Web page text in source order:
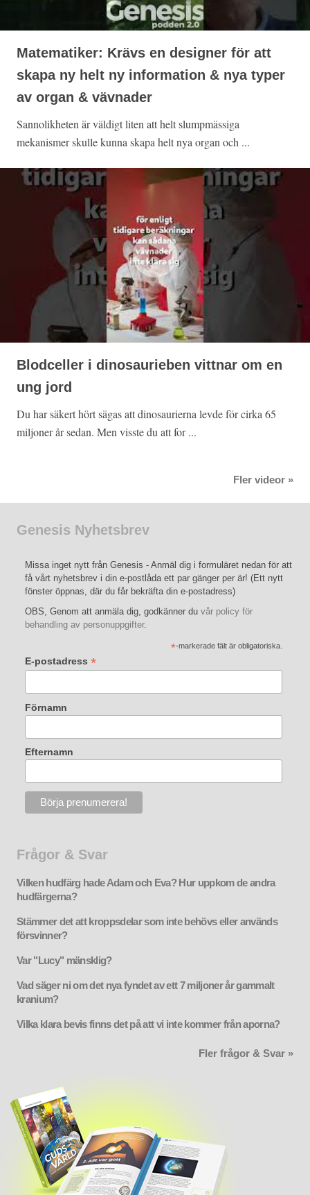
Matematiker: Krävs en designer för att
skapa ny helt ny information & nya typer
av organ & vävnader
Sannolikheten är väldigt liten att helt slumpmässiga
mekanismer skulle kunna skapa helt nya organ och ...
Blodceller i dinosaurieben vittnar om en
ung jord
Du har säkert hört sägas att dinosaurierna levde för cirka 65
miljoner år sedan. Men visste du att for ...
Fler videor »
Genesis Nyhetsbrev
Missa inget nytt från Genesis - Anmäl dig i formuläret nedan för att
få vårt nyhetsbrev i din e-postlåda ett par gänger per är! (Ett nytt
fönster öppnas, där du får bekräfta din e-postadress)
OBS, Genom att anmäla dig, godkänner du vår policy för
behandling av personuppgifter.
*-markerade fält är obligatoriska.
E-postadress *
Förnamn
Efternamn
Frågor & Svar
Vilken hudfärg hade Adam och Eva? Hur uppkom de andra
hudfärgerna?
Stämmer det att kroppsdelar som inte behövs eller används
försvinner?
Var "Lucy" mänsklig?
Vad säger ni om det nya fyndet av ett 7 miljoner år gammalt
kranium?
Vilka klara bevis finns det på att vi inte kommer från aporna?
Fler frågor & Svar »